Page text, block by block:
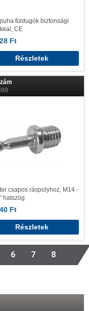
füldugók biztonsági
CE
Ft
Részletek
csapos ráspolyhoz, M14 -
hatszög
Ft
Részletek
6 7 8